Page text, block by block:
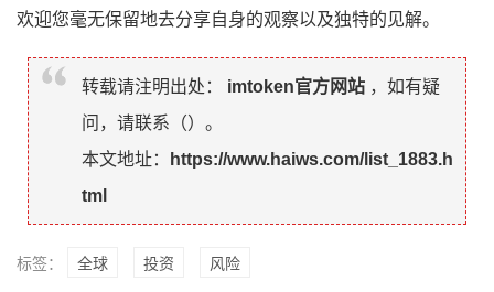
欢迎您毫无保留地去分享自身的观察以及独特的见解。
转载请注明出处： imtoken官方网站 ，如有疑
问，请联系（）。
本文地址：
https://www.haiws.com/list_1883.h
tml
标签： 全球 投资 风险